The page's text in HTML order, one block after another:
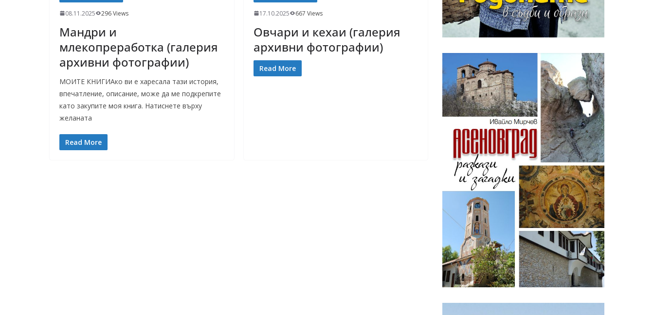
08.11.2025 296 Views
Мандри и
млекопреработка (галерия
архивни фотографии)
МОИТЕ КНИГИАко ви е харесала тази история,
впечатление, описание, може да ме подкрепите
като закупите моя книга. Натиснете върху
желаната
Read More
17.10.2025 667 Views
Овчари и кехаи (галерия
архивни фотографии)
Read More